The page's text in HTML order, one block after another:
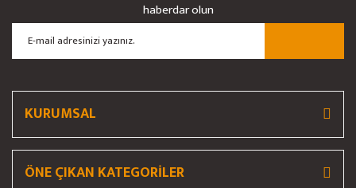
haberdar olun
KURUMSAL
ÖNE ÇIKAN KATEGORİLER